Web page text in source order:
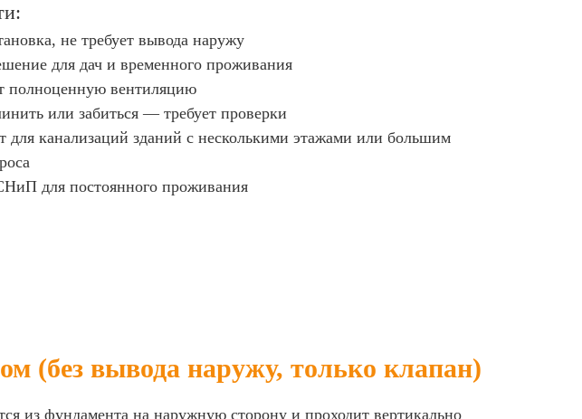
не требует вывода наружу
для дач и временного проживания
полноценную вентиляцию
или забиться — требует проверки
для канализаций зданий с несколькими этажами или большим
для постоянного проживания
(без вывода наружу, только клапан)
из фундамента на наружную сторону и проходит вертикально